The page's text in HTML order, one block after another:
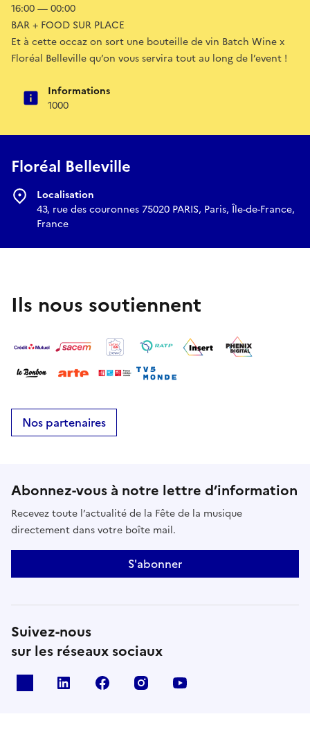
16:00 — 00:00
BAR + FOOD SUR PLACE
Et à cette occaz on sort une bouteille de vin Batch Wine x
Floréal Belleville qu’on vous servira tout au long de l’event !
Informations
1000
Floréal Belleville
Localisation
43, rue des couronnes 75020 PARIS, Paris, Île-de-France,
France
Ils nous soutiennent
Nos partenaires
Abonnez-vous à notre lettre d’information
Recevez toute l’actualité de la Fête de la musique
directement dans votre boîte mail.
S'abonner
Suivez-nous
sur les réseaux sociaux
Linkedin Facebook Instagram